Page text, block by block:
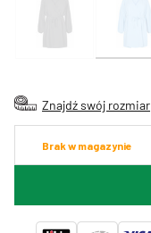
Znajdź swój rozmiar
Brak w magazynie